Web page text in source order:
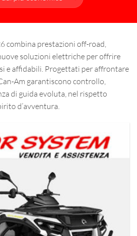
combina prestazioni off-road,
soluzioni elettriche per offrire
e affidabili. Progettati per affrontare
Am garantiscono controllo,
di guida evoluta, nel rispetto
d’avventura.